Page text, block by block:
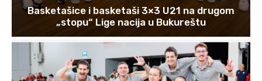
Basketašice i basketaši 3×3 U21 na drugom
„stopu“ Lige nacija u Bukureštu